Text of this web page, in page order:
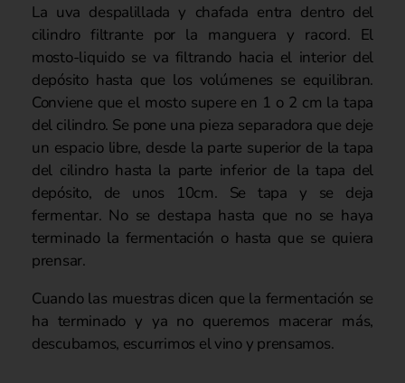
La uva despalillada y chafada entra dentro del
cilindro filtrante por la manguera y racord. El
mosto-liquido se va filtrando hacia el interior del
depósito hasta que los volúmenes se equilibran.
Conviene que el mosto supere en 1 o 2 cm la tapa
del cilindro. Se pone una pieza separadora que deje
un espacio libre, desde la parte superior de la tapa
del cilindro hasta la parte inferior de la tapa del
depósito, de unos 10cm. Se tapa y se deja
fermentar. No se destapa hasta que no se haya
terminado la fermentación o hasta que se quiera
prensar.
Cuando las muestras dicen que la fermentación se
ha terminado y ya no queremos macerar más,
descubamos, escurrimos el vino y prensamos.